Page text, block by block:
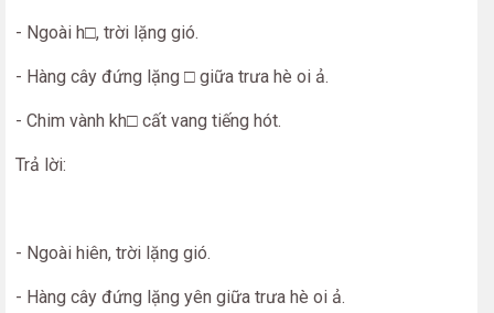
- Ngoài h□, trời lặng gió.
- Hàng cây đứng lặng □ giữa trưa hè oi ả.
- Chim vành kh□ cất vang tiếng hót.
Trả lời:
- Ngoài hiên, trời lặng gió.
- Hàng cây đứng lặng yên giữa trưa hè oi ả.